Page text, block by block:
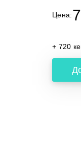
Цена:
+ 720